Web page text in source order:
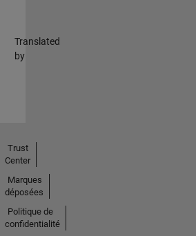
Translated
by
Trust
Center
Marques
déposées
Politique de
confidentialité